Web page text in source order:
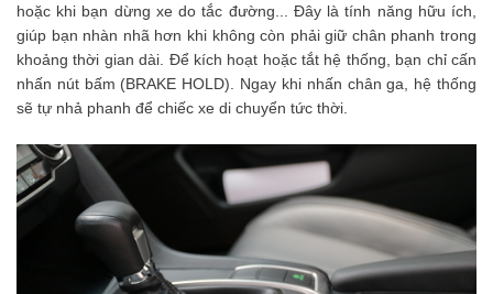
hoặc khi bạn dừng xe do tắc đường... Đây là tính năng hữu ích,
giúp bạn nhàn nhã hơn khi không còn phải giữ chân phanh trong
khoảng thời gian dài. Để kích hoạt hoặc tắt hệ thống, bạn chỉ cấn
nhấn nút bấm (BRAKE HOLD). Ngay khi nhấn chân ga, hệ thống
sẽ tự nhả phanh để chiếc xe di chuyển tức thời.